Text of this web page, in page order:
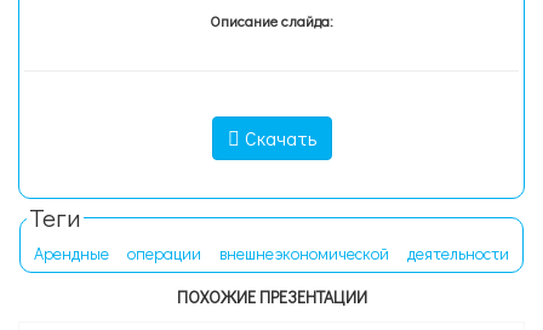
Описание слайда:
Скачать
Теги
Арендные операции внешнеэкономической
деятельности
ПОХОЖИЕ ПРЕЗЕНТАЦИИ